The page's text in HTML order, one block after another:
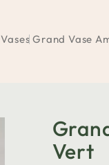
Vases Grand Vase
Vert